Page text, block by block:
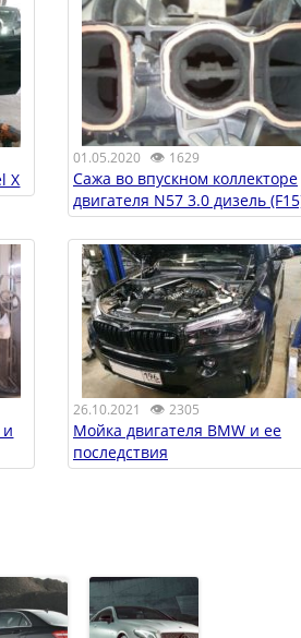
X
01.05.2020👁 1629
Сажа во впускном коллекторе
двигателя N57 3.0 дизель
26.10.2021 👁 2305
Мойка двигателя BMW и ее
последствия